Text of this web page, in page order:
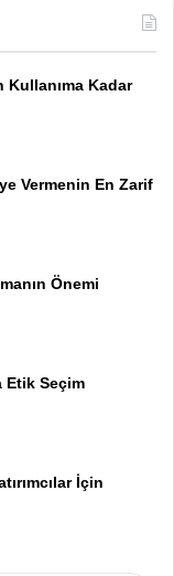
Kullanıma Kadar
Vermenin En Zarif
Önemi
Etik Seçim
İçin